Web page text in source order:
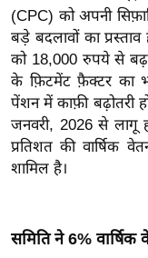
बे
मि
सा
ल
श
ख्सि
य
त
ग
(CPC) को अपनी
बड़े बदलावों का
को 18,000 रुपये से
के फ़िटमेंट फ़ैक्टर का
पेंशन में काफ़ी बढ़ोतरी
जनवरी, 2026 से लागू
प्रतिशत की वार्षिक
शामिल है।
समिति ने 6% वार्षिक